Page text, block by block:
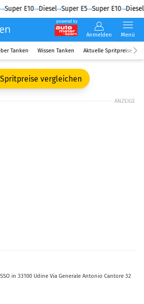
Super E10 Diesel Super E5 Super E10 Diesel
powered by
Anmelden Menü
Tanken Wissen Tanken Aktuelle Spritpreise
Spritpreise vergleichen
ANZEIGE
in 33100 Udine Via Generale Antonio Cantore 32